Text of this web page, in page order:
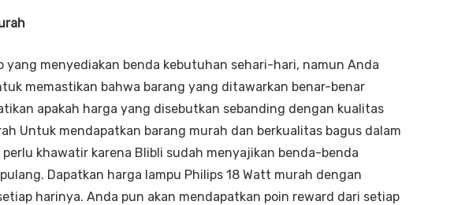
yang menyediakan benda kebutuhan sehari-hari, namun Anda
memastikan bahwa barang yang ditawarkan benar-benar
apakah harga yang disebutkan sebanding dengan kualitas
Untuk mendapatkan barang murah dan berkualitas bagus dalam
khawatir karena Blibli sudah menyajikan benda-benda
Dapatkan harga lampu Philips 18 Watt murah dengan
harinya. Anda pun akan mendapatkan poin reward dari setiap